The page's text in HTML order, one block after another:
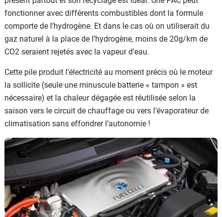
fonctionner avec différents combustibles dont la formule
comporte de l’hydrogène. Et dans le cas où on utiliserait du
gaz naturel à la place de l’hydrogène, moins de 20g/km de
CO2 seraient rejetés avec la vapeur d’eau.
Cette pile produit l’électricité au moment précis où le moteur
la sollicite (seule une minuscule batterie « tampon » est
nécessaire) et la chaleur dégagée est réutilisée selon la
saison vers le circuit de chauffage ou vers l’évaporateur de
climatisation sans effondrer l’autonomie !